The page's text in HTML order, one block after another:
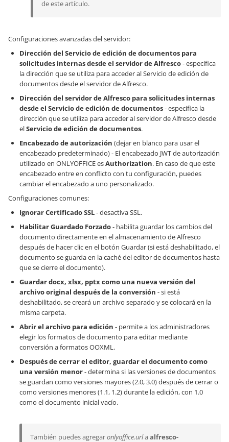
de este artículo.
Configuraciones avanzadas del servidor:
Dirección del Servicio de edición de documentos para
solicitudes internas desde el servidor de Alfresco- especifica
la dirección que se utiliza para acceder al Servicio de edición de
documentos desde el servidor de Alfresco.
Dirección del servidor de Alfresco para solicitudes internas
desde el Servicio de edición de documentos- especifica la
dirección que se utiliza para acceder al servidor de Alfresco desde
elServicio de edición de documentos.
Encabezado de autorización (dejar en blanco para usar el
encabezado predeterminado) - El encabezado JWT de autorización
utilizado en ONLYOFFICE esAuthorization. En caso de que este
encabezado entre en conflicto con tu configuración, puedes
cambiar el encabezado a uno personalizado.
Configuraciones comunes:
Ignorar Certificado SSL- desactiva SSL.
Habilitar Guardado Forzado- habilita guardar los cambios del
documento directamente en el almacenamiento de Alfresco
después de hacer clic en el botón Guardar (si está deshabilitado, el
documento se guarda en la caché del editor de documentos hasta
que se cierre el documento).
Guardar docx, xlsx, pptx como una nueva versión del
archivo original después de la conversión - si está
deshabilitado, se creará un archivo separado y se colocará en la
misma carpeta.
Abrir el archivo para edición - permite a los administradores
elegir los formatos de documento para editar mediante
conversión a formatos OOXML.
Después de cerrar el editor, guardar el documento como
una versión menor- determina si las versiones de documentos
se guardan como versiones mayores (2.0, 3.0) después de cerrar o
como versiones menores (1.1, 1.2) durante la edición, con 1.0
como el documento inicial vacío.
También puedes agregaronlyoffice.urla alfresco-